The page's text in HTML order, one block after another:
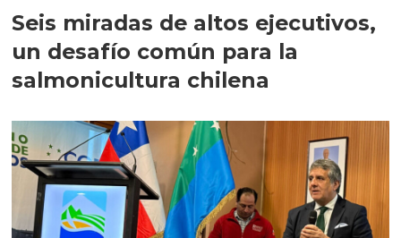
Seis miradas de altos ejecutivos,
un desafío común para la
salmonicultura chilena